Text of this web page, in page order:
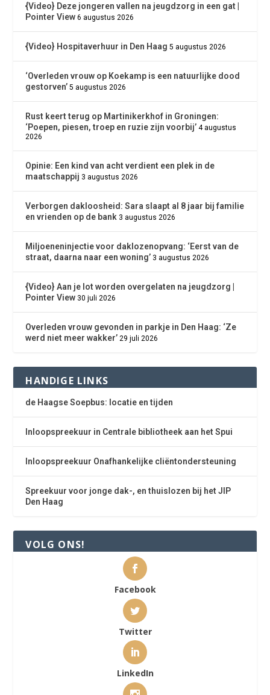
{Video} Deze jongeren vallen na jeugdzorg in een gat |
Pointer View 6 augustus 2026
{Video} Hospitaverhuur in Den Haag 5 augustus 2026
‘Overleden vrouw op Koekamp is een natuurlijke dood
gestorven’ 5 augustus 2026
Rust keert terug op Martinikerkhof in Groningen:
‘Poepen, piesen, troep en ruzie zijn voorbij’ 4 augustus
2026
Opinie: Een kind van acht verdient een plek in de
maatschappij 3 augustus 2026
Verborgen dakloosheid: Sara slaapt al 8 jaar bij familie
en vrienden op de bank 3 augustus 2026
Miljoeneninjectie voor daklozenopvang: ‘Eerst van de
straat, daarna naar een woning’ 3 augustus 2026
{Video} Aan je lot worden overgelaten na jeugdzorg |
Pointer View 30 juli 2026
Overleden vrouw gevonden in parkje in Den Haag: ‘Ze
werd niet meer wakker’ 29 juli 2026
HANDIGE LINKS
de Haagse Soepbus: locatie en tijden
Inloopspreekuur in Centrale bibliotheek aan het Spui
Inloopspreekuur Onafhankelijke cliëntondersteuning
Spreekuur voor jonge dak-, en thuislozen bij het JIP
Den Haag
VOLG ONS!
Facebook
Twitter
LinkedIn